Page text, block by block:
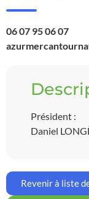
06 07 95 06 07
Président :
Daniel
Revenir à liste